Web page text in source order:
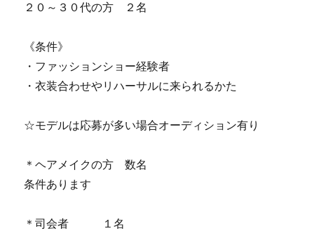
２０～３０代の方 ２名
《条件》
・ファッションショー経験者
・衣装合わせやリハーサルに来られるかた
☆モデルは応募が多い場合オーディション有り
＊ヘアメイクの方 数名
条件あります
＊司会者 １名